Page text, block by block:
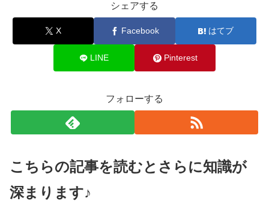
シェアする
X Facebook はてブ
LINE Pinterest
フォローする
こちらの記事を読むとさらに知識が
深まります♪